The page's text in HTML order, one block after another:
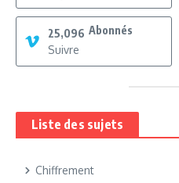
25,096 Abonnés
Suivre
Liste des sujets
Chiffrement